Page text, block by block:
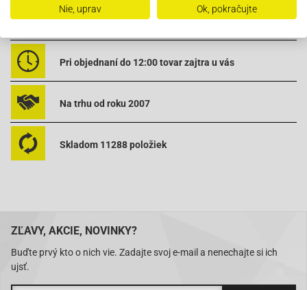
Vybavený servis s odborným vyškoleným personálom
Pri objednaní do 12:00 tovar zajtra u vás
Na trhu od roku 2007
Skladom 11288 položiek
ZĽAVY, AKCIE, NOVINKY?
Buďte prvý kto o nich vie. Zadajte svoj e-mail a nenechajte si ich
ujsť.
Nie, uprav Ok, pokračujte